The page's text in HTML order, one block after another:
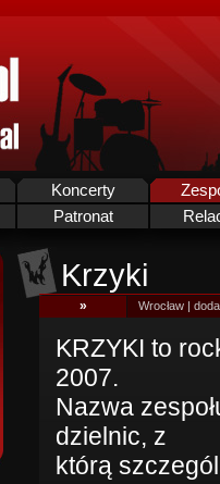
Koncerty
Patronat
Krzyki
» Wrocław |
KRZYKI to
2007.
Nazwa
dzielnic, z
którą